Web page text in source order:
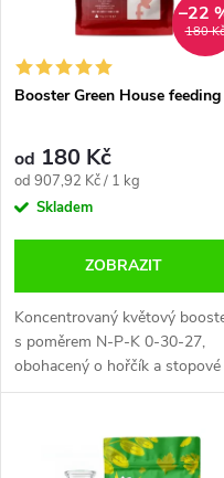
í
p
r
o
d
u
k
s
p
r
o
d
u
180 Kč
–22
Booster Green House feeding
od 180 Kč
Měrná
cena:
od 907,92 Kč / 1 kg
Skladem
ZOBRAZIT
Koncentrovaný květový
s poměrem N-P-K 0-30-27,
obohacený o hořčík a stopové
prvky pro podporu pevnosti a
Green House Powder Feeding